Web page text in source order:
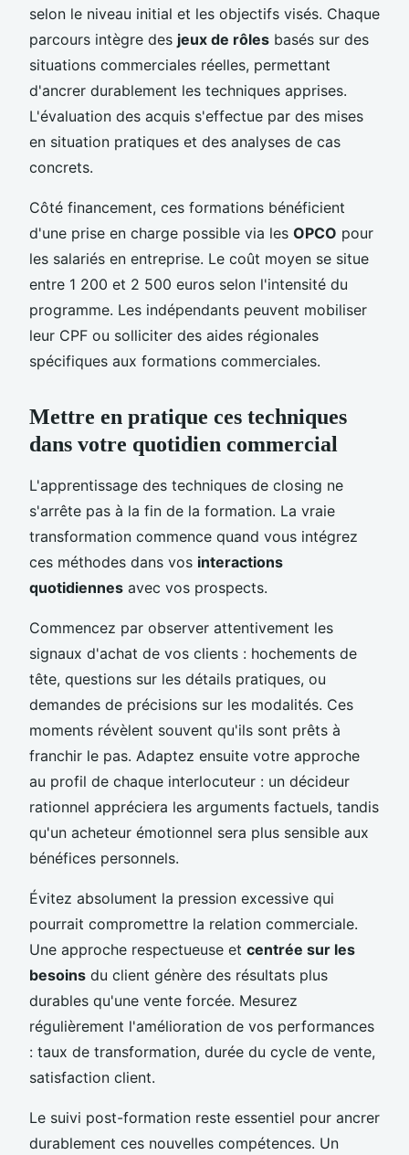
selon le niveau initial et les objectifs visés. Chaque
parcours intègre des jeux de rôles basés sur des
situations commerciales réelles, permettant
d'ancrer durablement les techniques apprises.
L'évaluation des acquis s'effectue par des mises
en situation pratiques et des analyses de cas
concrets.
Côté financement, ces formations bénéficient
d'une prise en charge possible via les OPCO pour
les salariés en entreprise. Le coût moyen se situe
entre 1 200 et 2 500 euros selon l'intensité du
programme. Les indépendants peuvent mobiliser
leur CPF ou solliciter des aides régionales
spécifiques aux formations commerciales.
Mettre en pratique ces techniques
dans votre quotidien commercial
L'apprentissage des techniques de closing ne
s'arrête pas à la fin de la formation. La vraie
transformation commence quand vous intégrez
ces méthodes dans vos interactions
quotidiennes avec vos prospects.
Commencez par observer attentivement les
signaux d'achat de vos clients : hochements de
tête, questions sur les détails pratiques, ou
demandes de précisions sur les modalités. Ces
moments révèlent souvent qu'ils sont prêts à
franchir le pas. Adaptez ensuite votre approche
au profil de chaque interlocuteur : un décideur
rationnel appréciera les arguments factuels, tandis
qu'un acheteur émotionnel sera plus sensible aux
bénéfices personnels.
Évitez absolument la pression excessive qui
pourrait compromettre la relation commerciale.
Une approche respectueuse et centrée sur les
besoins du client génère des résultats plus
durables qu'une vente forcée. Mesurez
régulièrement l'amélioration de vos performances
: taux de transformation, durée du cycle de vente,
satisfaction client.
Le suivi post-formation reste essentiel pour ancrer
durablement ces nouvelles compétences. Un